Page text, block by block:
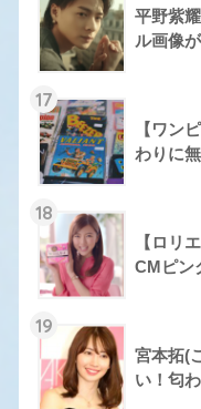
平野紫
ル画像
17
【ワン
わりに
18
【ロリ
CMピン
19
宮本拓(
い！匂